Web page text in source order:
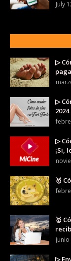
July
▷
▷
2024
▷
¡Si,
🥇
🥇
junio
▷